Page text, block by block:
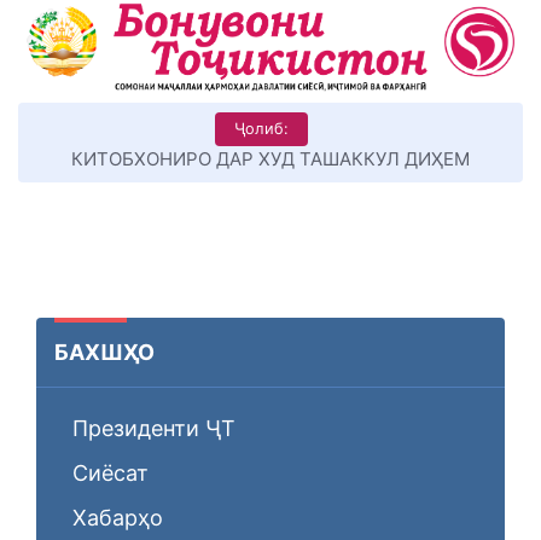
Ҷолиб:
КИТОБХОНИРО ДАР ХУД ТАШАККУЛ ДИҲЕМ
БАХШҲО
Президенти ҶТ
Сиёсат
Хабарҳо